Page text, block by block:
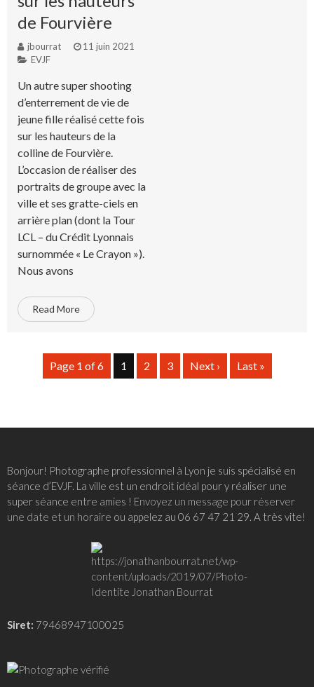
de Fourvière
jbourrat
11 juin 2021
EVJF
Un autre super shooting
d’enterrement de vie de
jeune fille réalisé cette fois
sur les hauteurs de la
colline de Fourvière.
L’occasion de réaliser des
portraits de groupe avec la
ville et ses gratte-ciels en
arrière plan (dont la Tour
LCL – du Crédit Lyonnais
surnommée « Le Crayon »).
Nous avons
Read More
Page 1 of 6 1 2 3 Next › Last »
Bonjour! Photographe professionnel à Lyon je suis spécialisé en
séance d’EVJF. La ville est un endroit idéal pour y réaliser une
super séance entre amies ! Envoyez un message pour réserver
une date et un horaire ou appelez au 06 67 47 21 29. A très vite!
Siret: 79468947100025